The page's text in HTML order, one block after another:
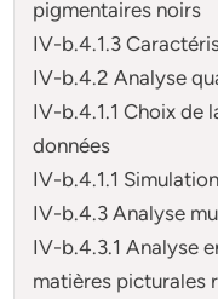
pigmentaires noirs
IV-b.4.1.3
IV-b.4.2 Analyse
IV-b.4.1.1 Choix de
données
IV-b.4.1.1
IV-b.4.3 Analyse
IV-b.4.3.1 Analyse
matières picturales